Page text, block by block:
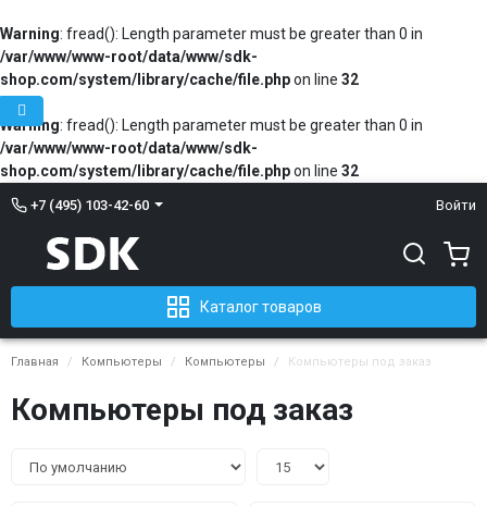
Warning: fread(): Length parameter must be greater than 0 in
/var/www/www-root/data/www/sdk-
shop.com/system/library/cache/file.phpon line 32
Warning: fread(): Length parameter must be greater than 0 in
/var/www/www-root/data/www/sdk-
shop.com/system/library/cache/file.phpon line 32
+7 (495) 103-42-60 Войти
Каталог товаров
Главная Компьютеры Компьютеры Компьютеры под заказ
Компьютеры под заказ